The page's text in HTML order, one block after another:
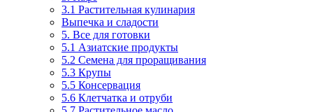
3.1 Растительная кулинария
Выпечка и сладости
5. Все для готовки
5.1 Азиатские продукты
5.2 Семена для проращивания
5.3 Крупы
5.5 Консервация
5.6 Клетчатка и отруби